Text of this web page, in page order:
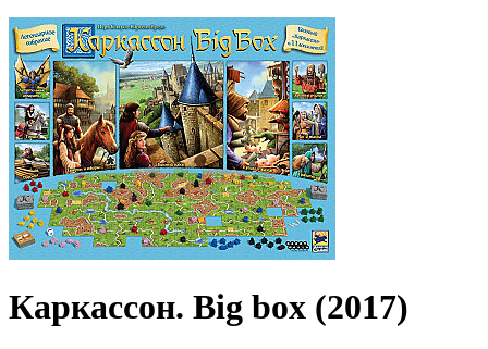
Каркассон. Big box (2017)